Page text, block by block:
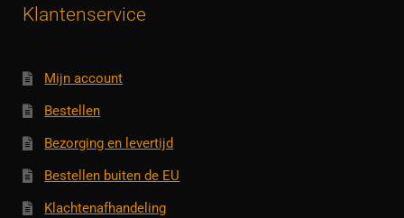
Klantenservice
Mijn account
Bestellen
Bezorging en levertijd
Bestellen buiten de EU
Klachtenafhandeling